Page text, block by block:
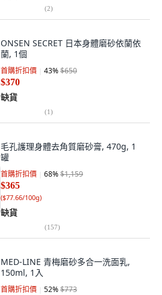
(2)
ONSEN SECRET 日本身體磨砂依蘭依
蘭, 1個
首購折扣價 43%$650
$370
缺貨
(1)
毛孔護理身體去角質磨砂膏, 470g, 1
罐
首購折扣價 68%$1,159
$365
($77.66/100g)
缺貨
(157)
MED-LINE 青梅磨砂多合一洗面乳,
150ml, 1入
首購折扣價 52%$773